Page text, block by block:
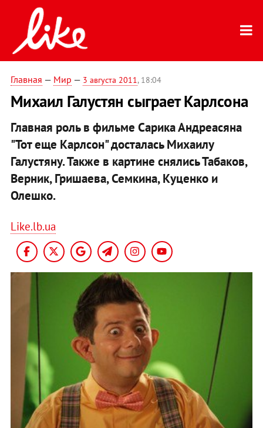
Главная — Мир — 3 августа 2011, 18:04
Михаил Галустян сыграет Карлсона
Главная роль в фильме Сарика Андреасяна
"Тот еще Карлсон" досталась Михаилу
Галустяну. Также в картине снялись Табаков,
Верник, Гришаева, Семкина, Куценко и
Олешко.
Like.lb.ua